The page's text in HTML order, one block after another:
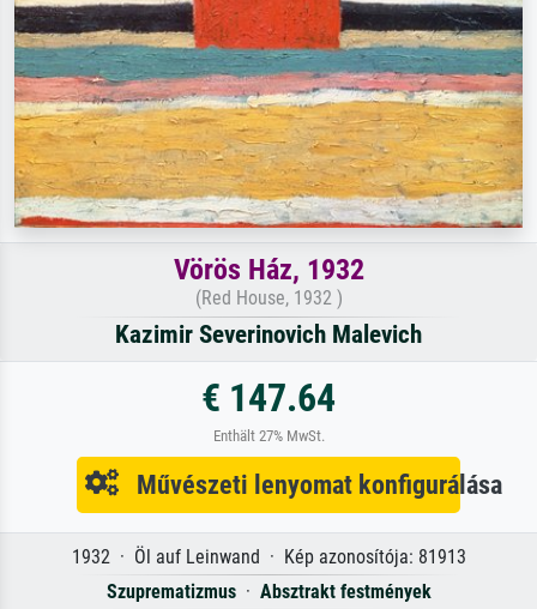
Vörös Ház, 1932
(Red House, 1932 )
Kazimir Severinovich Malevich
€ 147.64
Enthält 27% MwSt.
Művészeti lenyomat konfigurálása
1932 · Öl auf Leinwand · Kép azonosítója: 81913
Szuprematizmus· Absztrakt festmények